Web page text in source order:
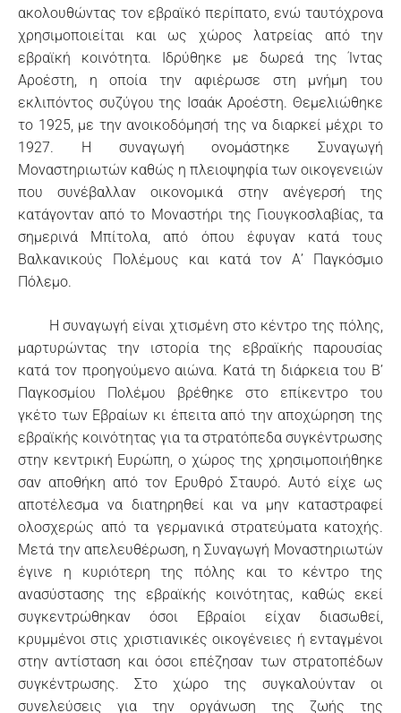
ακολουθώντας τον εβραϊκό περίπατο, ενώ ταυτόχρονα
χρησιμοποιείται και ως χώρος λατρείας από την
εβραϊκή κοινότητα. Ιδρύθηκε με δωρεά της Ίντας
Αροέστη, η οποία την αφιέρωσε στη μνήμη του
εκλιπόντος συζύγου της Ισαάκ Αροέστη. Θεμελιώθηκε
το 1925, με την ανοικοδόμησή της να διαρκεί μέχρι το
1927. Η συναγωγή ονομάστηκε Συναγωγή
Μοναστηριωτών καθώς η πλειοψηφία των οικογενειών
που συνέβαλλαν οικονομικά στην ανέγερσή της
κατάγονταν από το Μοναστήρι της Γιουγκοσλαβίας, τα
σημερινά Μπίτολα, από όπου έφυγαν κατά τους
Βαλκανικούς Πολέμους και κατά τον Α’ Παγκόσμιο
Πόλεμο.
Η συναγωγή είναι χτισμένη στο κέντρο της πόλης,
μαρτυρώντας την ιστορία της εβραϊκής παρουσίας
κατά τον προηγούμενο αιώνα. Κατά τη διάρκεια του Β’
Παγκοσμίου Πολέμου βρέθηκε στο επίκεντρο του
γκέτο των Εβραίων κι έπειτα από την αποχώρηση της
εβραϊκής κοινότητας για τα στρατόπεδα συγκέντρωσης
στην κεντρική Ευρώπη, ο χώρος της χρησιμοποιήθηκε
σαν αποθήκη από τον Ερυθρό Σταυρό. Αυτό είχε ως
αποτέλεσμα να διατηρηθεί και να μην καταστραφεί
ολοσχερώς από τα γερμανικά στρατεύματα κατοχής.
Μετά την απελευθέρωση, η Συναγωγή Μοναστηριωτών
έγινε η κυριότερη της πόλης και το κέντρο της
ανασύστασης της εβραϊκής κοινότητας, καθώς εκεί
συγκεντρώθηκαν όσοι Εβραίοι είχαν διασωθεί,
κρυμμένοι στις χριστιανικές οικογένειες ή ενταγμένοι
στην αντίσταση και όσοι επέζησαν των στρατοπέδων
συγκέντρωσης. Στο χώρο της συγκαλούνταν οι
συνελεύσεις για την οργάνωση της ζωής της